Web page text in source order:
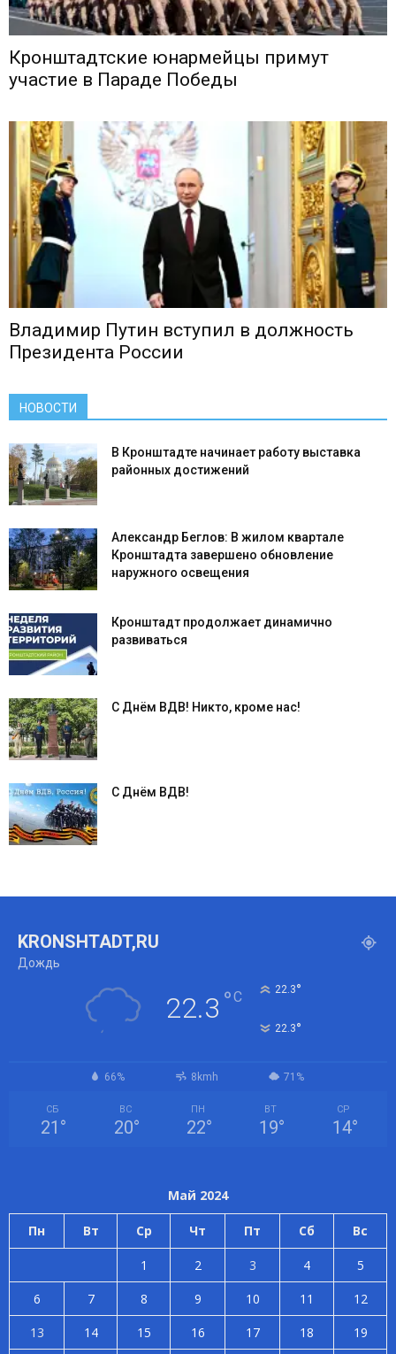
Кронштадтские юнармейцы примут
участие в Параде Победы
Владимир Путин вступил в должность
Президента России
НОВОСТИ
В Кронштадте начинает работу выставка
районных достижений
Александр Беглов: В жилом квартале
Кронштадта завершено обновление
наружного освещения
Кронштадт продолжает динамично
развиваться
С Днём ВДВ! Никто, кроме нас!
С Днём ВДВ!
KRONSHTADT,RU
Дождь
22.3 °C 22.3°
22.3°
66% 8kmh 71%
СБ
21 °
ВС
20°
ПН
22°
ВТ
19°
СР
14°
Май 2024
Пн Вт Ср Чт Пт Сб Вс
1 2 3 4
5
6
7 8 9 10 11
12
13
14 15 16 17 18 19